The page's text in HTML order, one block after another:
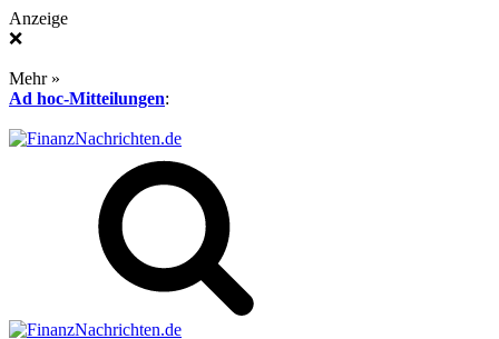
Anzeige
❌
Mehr »
Ad hoc-Mitteilungen: